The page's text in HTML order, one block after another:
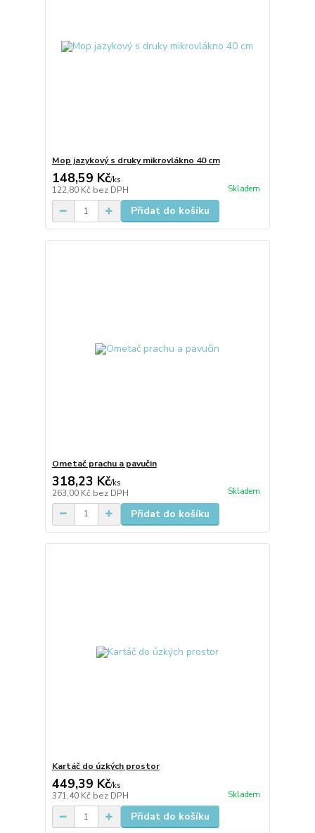
Mop jazykový s druky mikrovlákno 40 cm
148,59 Kč/ks
122,80 Kč bez DPH Skladem
Přidat do košíku
Ometač prachu a pavučin
318,23 Kč/ks
263,00 Kč bez DPH Skladem
Přidat do košíku
Kartáč do úzkých prostor
449,39 Kč/ks
371,40 Kč bez DPH Skladem
Přidat do košíku